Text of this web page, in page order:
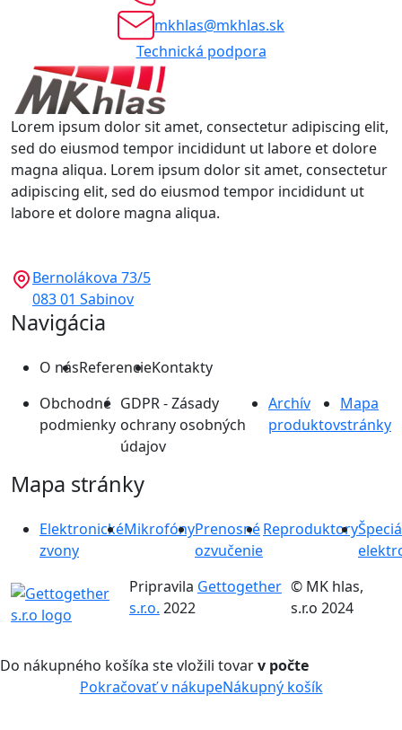
mkhlas@mkhlas.sk
Technická podpora
Lorem ipsum dolor sit amet, consectetur adipiscing elit,
sed do eiusmod tempor incididunt ut labore et dolore
magna aliqua. Lorem ipsum dolor sit amet, consectetur
adipiscing elit, sed do eiusmod tempor incididunt ut
labore et dolore magna aliqua.
Bernolákova 73/5
083 01 Sabinov
Navigácia
O násReferencieKontakty
Obchodné
podmienky
GDPR - Zásady
ochrany osobných
údajov
Archív
produktov
Mapa
stránky
Mapa stránky
Elektronické
zvony
MikrofónyPrenosné
ozvučenie
Reproduktory
Pripravila Gettogether
s.r.o. 2022
© MK hlas,
s.r.o 2024
Do nákupného košíka ste vložili tovarv počte
Pokračovať v nákupeNákupný košík